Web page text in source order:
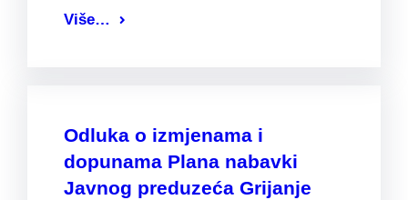
Više…
Odluka o izmjenama i
dopunama Plana nabavki
Javnog preduzeća Grijanje